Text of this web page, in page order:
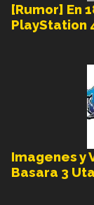
[Rumor] En
PlayStation
Imagenes y
Basara 3